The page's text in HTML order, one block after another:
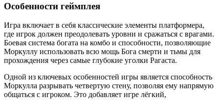
Особенности геймплея
Игра включает в себя классические элементы платформера,
где игрок должен преодолевать уровни и сражаться с врагами.
Боевая система богата на комбо и способности, позволяющие
Моркуллу использовать всю мощь Бога смерти и тьмы для
прохождения через самые глубокие уголки Рагаста.
Одной из ключевых особенностей игры является способность
Моркулла разрывать четвертую стену, позволяя ему напрямую
общаться с игроком. Это добавляет игре лёгкий,